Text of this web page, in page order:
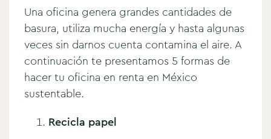
Una oficina genera grandes cantidades de
basura, utiliza mucha energía y hasta algunas
veces sin darnos cuenta contamina el aire. A
continuación te presentamos 5 formas de
hacer tu oficina en renta en México
sustentable.
Recicla papel